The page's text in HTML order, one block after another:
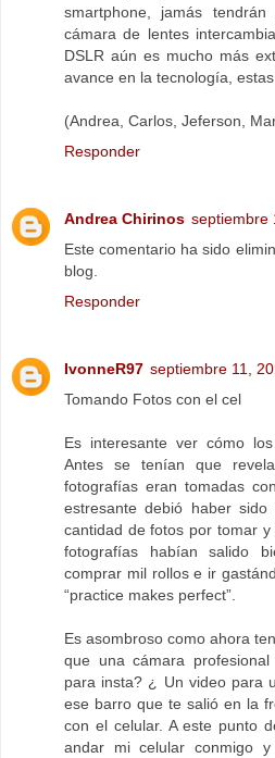
smartphone, jamás
cámara de lentes
DSLR aún es mucho más
avance en la tecnología,
(Andrea, Carlos, Jeferson,
Responder
Andrea Chirinos septiembre
Este comentario ha sido
blog.
Responder
IvonneR97 septiembre 11,
Tomando Fotos con el cel
Es interesante ver cómo
Antes se tenían que
fotografías eran tomadas
estresante debió haber
cantidad de fotos por tomar
fotografías habían salido
comprar mil rollos e ir
“practice makes perfect”.
Es asombroso como ahora
que una cámara
para insta? ¿ Un video para
ese barro que te salió en la
con el celular. A este punto
andar mi celular conmigo